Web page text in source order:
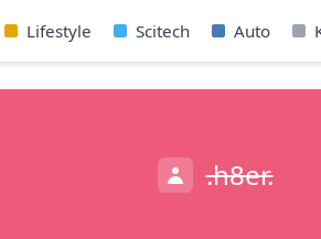
Lifestyle Scitech Auto
.h8er.